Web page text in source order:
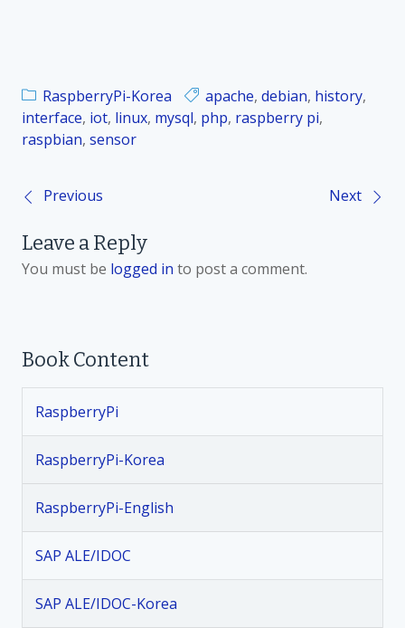
RaspberryPi-Korea apache, debian, history,
interface, iot, linux, mysql, php, raspberry pi,
raspbian, sensor
P
o
n
a
v
g
a
Previous Next
Leave a Reply
You must be logged in to post a comment.
Book Content
RaspberryPi
RaspberryPi-Korea
RaspberryPi-English
SAP ALE/IDOC
SAP ALE/IDOC-Korea